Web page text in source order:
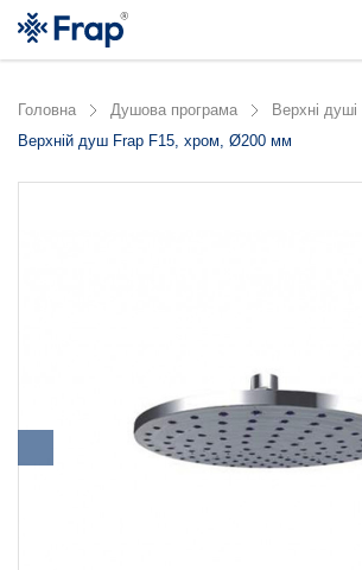
Головна Душова програма
Верхні душі
Верхній душ Frap F15, хром, Ø200 мм